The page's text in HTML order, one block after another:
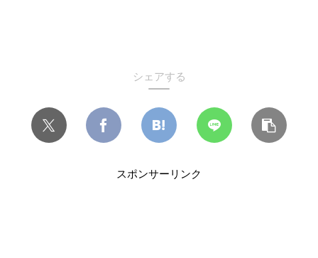
シェアする
スポンサーリンク